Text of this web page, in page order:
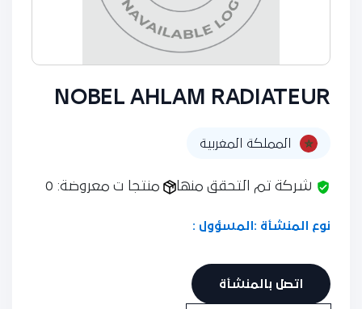
NOBEL AHLAM RADIATEUR
المملكة المغربية
شركة تم التحقق منها منتجا ت معروضة: 0
نوع المنشأة : المسؤول :
اتصل بالمنشأة